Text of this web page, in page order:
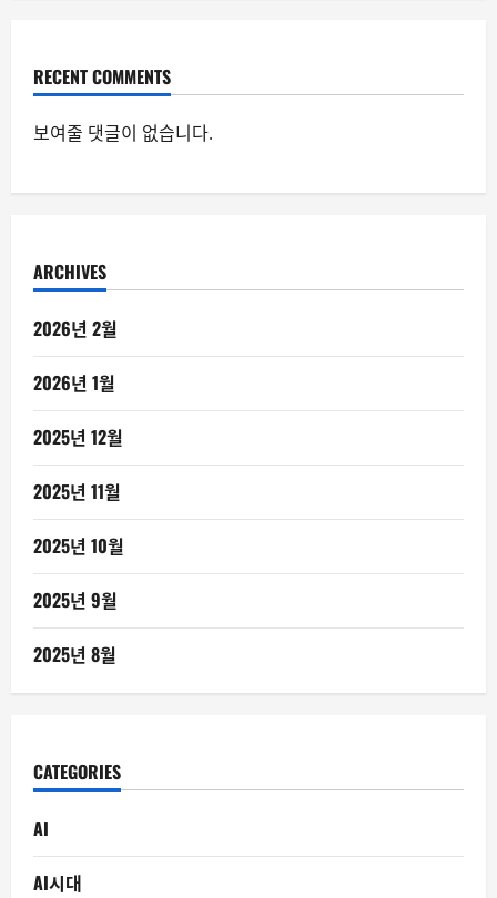
RECENT COMMENTS
보여줄 댓글이 없습니다.
ARCHIVES
2026년 2월
2026년 1월
2025년 12월
2025년 11월
2025년 10월
2025년 9월
2025년 8월
CATEGORIES
AI
AI시대